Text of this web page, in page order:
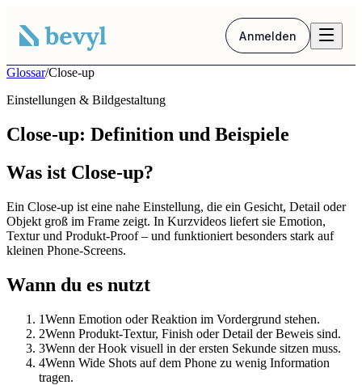
Anmelden
Glossar/Close-up
Einstellungen & Bildgestaltung
Close-up: Definition und Beispiele
Was ist Close-up?
Ein Close-up ist eine nahe Einstellung, die ein Gesicht, Detail oder
Objekt groß im Frame zeigt. In Kurzvideos liefert sie Emotion,
Textur und Produkt-Proof – und funktioniert besonders stark auf
kleinen Phone-Screens.
Wann du es nutzt
1Wenn Emotion oder Reaktion im Vordergrund stehen.
2Wenn Produkt-Textur, Finish oder Detail der Beweis sind.
3Wenn der Hook visuell in der ersten Sekunde sitzen muss.
4Wenn Wide Shots auf dem Phone zu wenig Information
tragen.